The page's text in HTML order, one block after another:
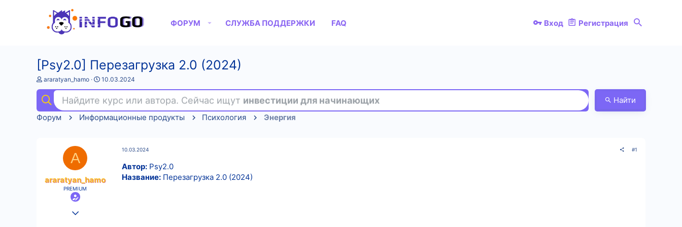
ФОРУМ СЛУЖБА ПОДДЕРЖКИ FAQ Вход Регистрация
[Psy2.0] Перезагрузка 2.0 (2024)
А
т
о
р
т
araratyan_hamo
Д
а
н
а
10.03.2024
Найдите курс или автора. Сейчас ищут инвестиции для начинающих
Найти
Форум
Информационные продукты Психология Энергия
A
araratyan_hamo
PREMIUM
10.03.2024 #1
Автор: Psy2.0
Название: Перезагрузка 2.0 (2024)